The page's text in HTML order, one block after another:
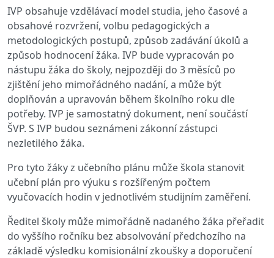
IVP obsahuje vzdělávací model studia, jeho časové a
obsahové rozvržení, volbu pedagogických a
metodologických postupů, způsob zadávání úkolů a
způsob hodnocení žáka. IVP bude vypracován po
nástupu žáka do školy, nejpozději do 3 měsíců po
zjištění jeho mimořádného nadání, a může být
doplňován a upravován během školního roku dle
potřeby. IVP je samostatný dokument, není součástí
ŠVP. S IVP budou seznámeni zákonní zástupci
nezletilého žáka.
Pro tyto žáky z učebního plánu může škola stanovit
učební plán pro výuku s rozšířeným počtem
vyučovacích hodin v jednotlivém studijním zaměření.
Ředitel školy může mimořádně nadaného žáka přeřadit
do vyššího ročníku bez absolvování předchozího na
základě výsledku komisionální zkoušky a doporučení